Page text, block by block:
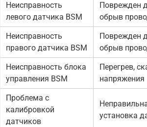
Неисправность
левого датчика BSM
Поврежден
обрыв
Неисправность
правого датчика BSM
Поврежден
обрыв
Неисправность блока
управления BSM
Перегрев,
напряжения
Проблема с
калибровкой
датчиков
установка